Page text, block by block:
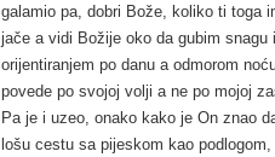
galamio pa, dobri Bože, koliko ti toga
jače a vidi Božije oko da gubim
orijentiranjem po danu a odmorom
povede po svojoj volji a ne po mojoj
Pa je i uzeo, onako kako je On znao
lošu cestu sa pijeskom kao